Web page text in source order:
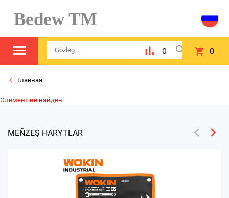
Bedew TM
0 0
Главная
Элемент не найден
MEŇZEŞ HARYTLAR